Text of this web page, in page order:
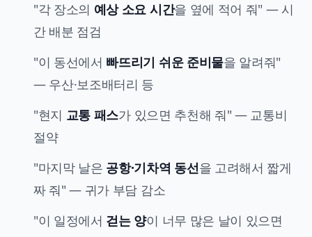
"각 장소의 예상 소요 시간을 옆에 적어 줘" — 시
간 배분 점검
"이 동선에서 빠뜨리기 쉬운 준비물을 알려줘"
— 우산·보조배터리 등
"현지 교통 패스가 있으면 추천해 줘" — 교통비
절약
"마지막 날은 공항·기차역 동선을 고려해서 짧게
짜 줘" — 귀가 부담 감소
"이 일정에서 걷는 양이 너무 많은 날이 있으면